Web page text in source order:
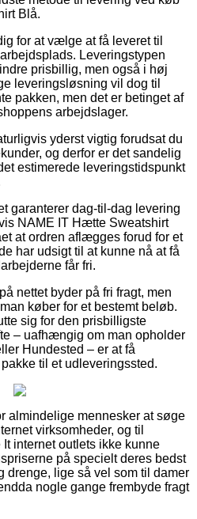
Blå.
for at vælge at få leveret til
Leveringstypen
prisbillig, men også i høj
leveringsløsning vil dog til
pakken, men det er betinget af
arbejdslager.
yderst vigtig forudsat du
og derfor er det sandelig
estimerede leveringstidspunkt
garanterer dag-til-dag levering
NAME IT Hætte Sweatshirt
at ordren aflægges forud for et
har udsigt til at kunne nå at få
får fri.
nettet byder på fri fragt, men
køber for et bestemt beløb.
sig for den prisbilligste
– uafhængig om man opholder
Hundested – er at få
til et udleveringssted.
almindelige mennesker at søge
virksomheder, og til
internet outlets ikke kunne
på specielt deres bedst
drenge, lige så vel som til damer
nogle gange frembyde fragt